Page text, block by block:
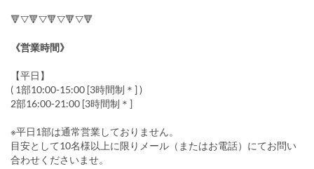
🔻▽🔻▽🔻▽🔻▽🔻
《営業時間》
【平日】
( 1部10:00-15:00 [3時間制＊] )
2部16:00-21:00 [3時間制＊]
※平日1部は通常営業しておりません。
目安として10名様以上に限りメール（またはお電話）にてお問い
合わせくださいませ。